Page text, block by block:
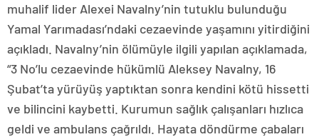
muhalif lider Alexei Navalny’nin tutuklu bulunduğu
Yamal Yarımadası’ndaki cezaevinde yaşamını yitirdiğini
açıkladı. Navalny’nin ölümüyle ilgili yapılan açıklamada,
“3 No’lu cezaevinde hükümlü Aleksey Navalny, 16
Şubat’ta yürüyüş yaptıktan sonra kendini kötü hissetti
ve bilincini kaybetti. Kurumun sağlık çalışanları hızlıca
geldi ve ambulans çağrıldı. Hayata döndürme çabaları